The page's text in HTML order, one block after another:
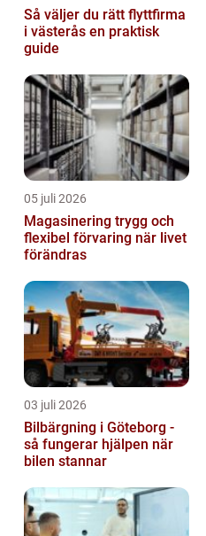
Så väljer du rätt flyttfirma
i västerås en praktisk
guide
05 juli 2026
Magasinering trygg och
flexibel förvaring när livet
förändras
03 juli 2026
Bilbärgning i Göteborg -
så fungerar hjälpen när
bilen stannar